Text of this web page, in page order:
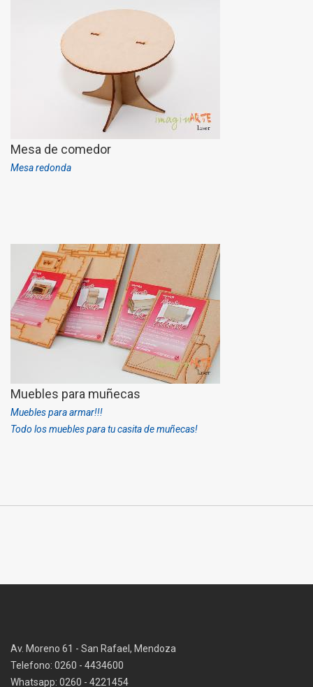
Mesa de comedor
Mesa redonda
Muebles para muñecas
Muebles para armar!!!
Todo los muebles para tu casita de muñecas!
Av. Moreno 61 - San Rafael, Mendoza
Telefono: 0260 - 4434600
Whatsapp: 0260 - 4221454